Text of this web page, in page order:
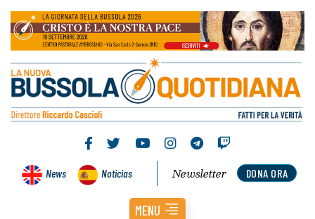
News Noticias DONA ORA
Newsletter
MENU